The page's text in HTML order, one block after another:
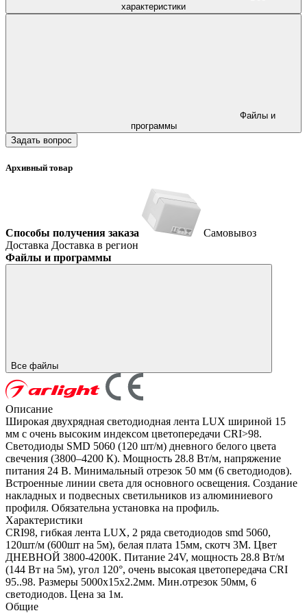
характеристики
программы
Задать вопрос
Архивный товар
Способы получения заказа
Самовывоз
Доставка Доставка в регион
Файлы и программы
Все файлы
Описание
Широкая двухрядная светодиодная лента LUX шириной 15
мм с очень высоким индексом цветопередачи CRI>98.
Светодиоды SMD 5060 (120 шт/м) дневного белого цвета
свечения (3800–4200 К). Мощность 28.8 Вт/м, напряжение
питания 24 В. Минимальный отрезок 50 мм (6 светодиодов).
Встроенные линии света для основного освещения. Создание
накладных и подвесных светильников из алюминиевого
профиля. Обязательна установка на профиль.
Характеристики
CRI98, гибкая лента LUX, 2 ряда светодиодов smd 5060,
120шт/м (600шт на 5м), белая плата 15мм, скотч 3М. Цвет
ДНЕВНОЙ 3800-4200K. Питание 24V, мощность 28.8 Вт/м
(144 Вт на 5м), угол 120°, очень высокая цветопередача CRI
95..98. Размеры 5000х15х2.2мм. Мин.отрезок 50мм, 6
светодиодов. Цена за 1м.
Общие